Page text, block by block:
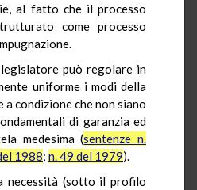
al fatto che il processo
come processo
può regolare in
uniforme i modi della
condizione che non siano
di garanzia ed
medesima (sentenze n.
1988; n. 49 del 1979).
necessità (sotto il profilo